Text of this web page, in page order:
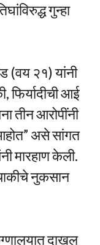
गुन्हा
(वय २१) यांनी
आई
तीन आरोपींनी
असे सांगत
मारहाण केली.
नुकसान
दाखल